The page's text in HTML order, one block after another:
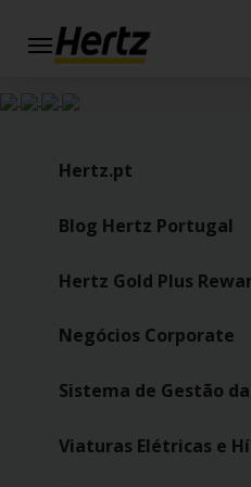
Campanhas
Join /
Overview
PT/PT
Ajuda
Hertz.pt
Blog Hertz Portugal
Hertz Gold Plus
Negócios Corporate
Sistema de Gestão
Viaturas Elétricas e